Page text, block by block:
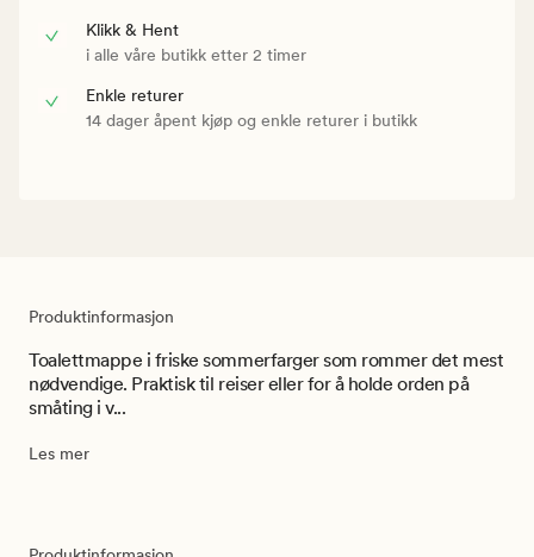
Klikk & Hent
i alle våre butikk etter 2 timer
Enkle returer
14 dager åpent kjøp og enkle returer i butikk
Produktinformasjon
Toalettmappe i friske sommerfarger som rommer det mest
nødvendige. Praktisk til reiser eller for å holde orden på
småting i v...
Les mer